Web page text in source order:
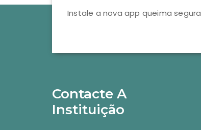
Instale a nova app queima segura
Contacte A
Instituição